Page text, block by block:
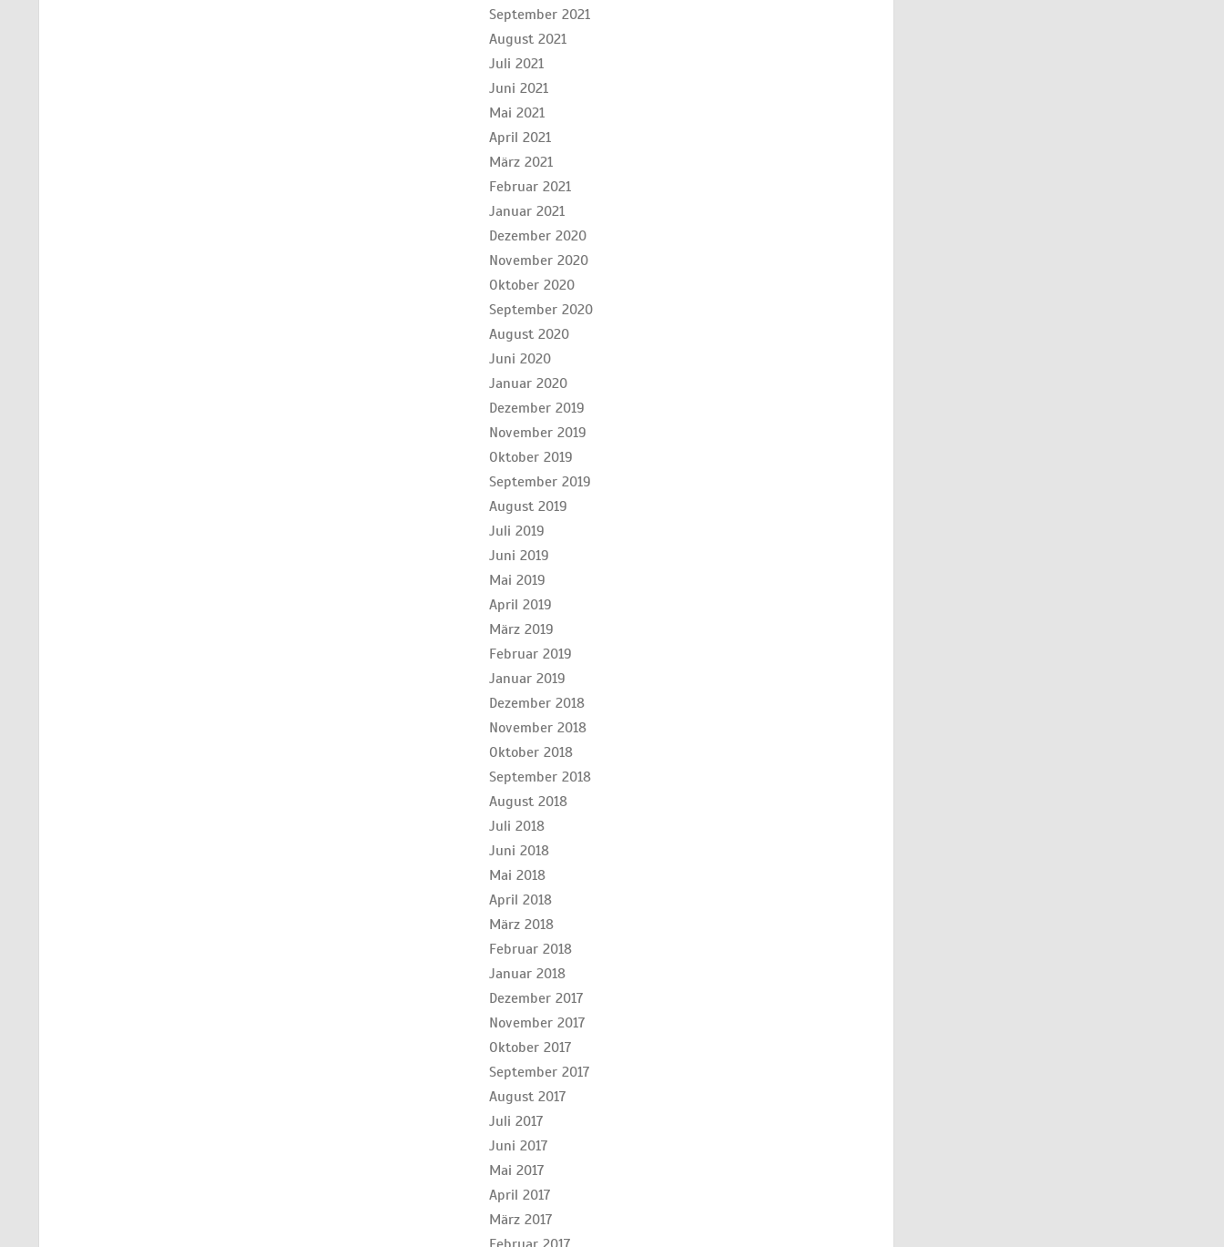
September 2021
August 2021
Juli 2021
Juni 2021
Mai 2021
April 2021
März 2021
Februar 2021
Januar 2021
Dezember 2020
November 2020
Oktober 2020
September 2020
August 2020
Juni 2020
Januar 2020
Dezember 2019
November 2019
Oktober 2019
September 2019
August 2019
Juli 2019
Juni 2019
Mai 2019
April 2019
März 2019
Februar 2019
Januar 2019
Dezember 2018
November 2018
Oktober 2018
September 2018
August 2018
Juli 2018
Juni 2018
Mai 2018
April 2018
März 2018
Februar 2018
Januar 2018
Dezember 2017
November 2017
Oktober 2017
September 2017
August 2017
Juli 2017
Juni 2017
Mai 2017
April 2017
März 2017